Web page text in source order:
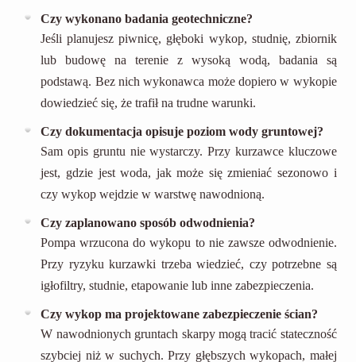
Czy wykonano badania geotechniczne?
Jeśli planujesz piwnicę, głęboki wykop, studnię, zbiornik
lub budowę na terenie z wysoką wodą, badania są
podstawą. Bez nich wykonawca może dopiero w wykopie
dowiedzieć się, że trafił na trudne warunki.
Czy dokumentacja opisuje poziom wody gruntowej?
Sam opis gruntu nie wystarczy. Przy kurzawce kluczowe
jest, gdzie jest woda, jak może się zmieniać sezonowo i
czy wykop wejdzie w warstwę nawodnioną.
Czy zaplanowano sposób odwodnienia?
Pompa wrzucona do wykopu to nie zawsze odwodnienie.
Przy ryzyku kurzawki trzeba wiedzieć, czy potrzebne są
igłofiltry, studnie, etapowanie lub inne zabezpieczenia.
Czy wykop ma projektowane zabezpieczenie ścian?
W nawodnionych gruntach skarpy mogą tracić stateczność
szybciej niż w suchych. Przy głębszych wykopach, małej